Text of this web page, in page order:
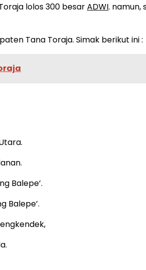
lolos 300 besarADWI. namun,
Tana Toraja. Simak berikut ini :
Balepe’.
Balepe’.